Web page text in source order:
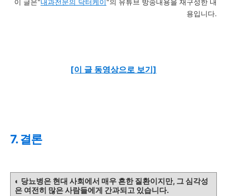
이 글은"내과전문의 닥터케이"의 유튜브 방송내용을 재구성한 내
용입니다.
[이 글 동영상으로 보기]
7. 결론
◐ 당뇨병은 현대 사회에서 매우 흔한 질환이지만, 그 심각성
은 여전히 많은 사람들에게 간과되고 있습니다.